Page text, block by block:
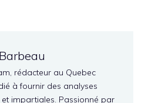
rédacteur au Quebec
à fournir des analyses
impartiales. Passionné par